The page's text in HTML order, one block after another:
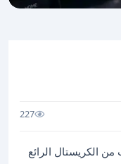
227
الكريستال الرائع